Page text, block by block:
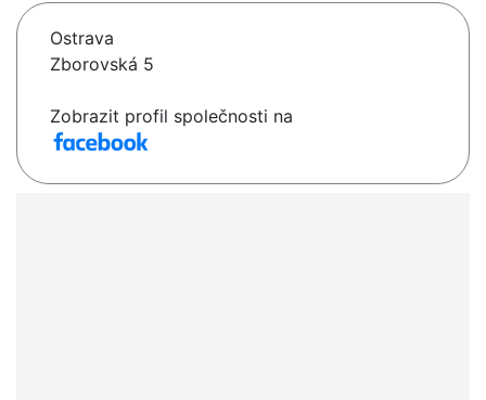
Ostrava
Zborovská 5
Zobrazit profil společnosti na